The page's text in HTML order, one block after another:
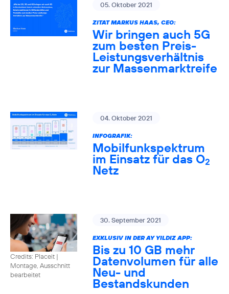
05. Oktober 2021
ZITAT MARKUS HAAS, CEO:
Wir bringen auch 5G
zum besten Preis-
Leistungsverhältnis
zur Massenmarktreife
04. Oktober 2021
INFOGRAFIK:
Mobilfunkspektrum
im Einsatz für das O2
Netz
Credits: Placeit |
Montage, Ausschnitt
bearbeitet
30. September 2021
EXKLUSIV IN DER AY YILDIZ APP:
Bis zu 10 GB mehr
Datenvolumen für alle
Neu- und
Bestandskunden